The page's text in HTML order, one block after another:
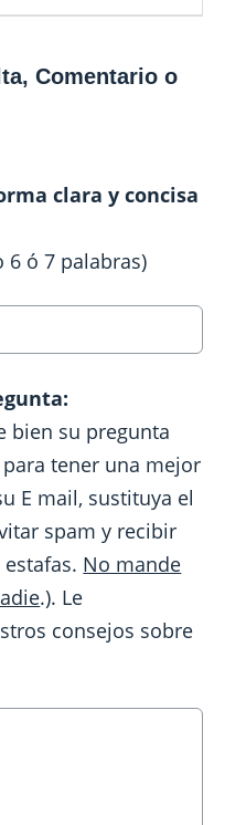
Comentario o
clara y concisa
ó 7 palabras)
bien su pregunta
tener una mejor
E mail, sustituya el
spam y recibir
No mande
.). Le
consejos sobre